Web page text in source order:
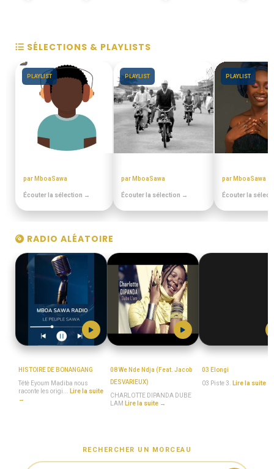
SÉLECTIONS & PLAYLISTS
PLAYLIST
par MboaSawa
Écouter la sélection →
PLAYLIST
par MboaSawa
Écouter la sélection →
PLAYLIST
par MboaSawa
Écouter la
RADIO ALÉATOIRE
HISTOIRE DE BONANGANG
Tétè Eyoum Madiba nous
raconte les origi...
Lire la suite
→
08 We Nde Ndja (Feat. Jacob
DESVARIEUX)
CHARLOTTE DIPANDA DUBE
LAM Lire la suite →
03 Elongi
03 Piste 3.
Lire la suite →
RECHERCHER UN MORCEAU